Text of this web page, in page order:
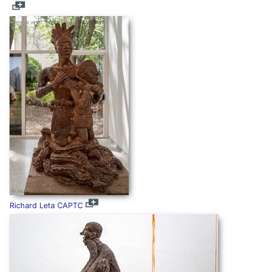
Richard Leta CAPTC